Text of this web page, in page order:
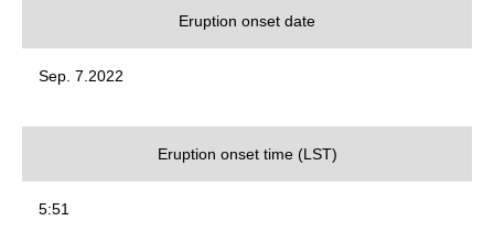
Eruption onset date
Sep. 7.2022
Eruption onset time (LST)
5:51